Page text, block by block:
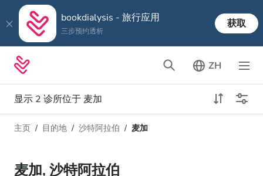
bookdialysis - 旅行应用
三步预约透析
获取
ZH
显示 2 诊所位于 麦加
透析类型
所有透析
距离
主页 目的地 沙特阿拉伯 麦加
麦加, 沙特阿拉伯